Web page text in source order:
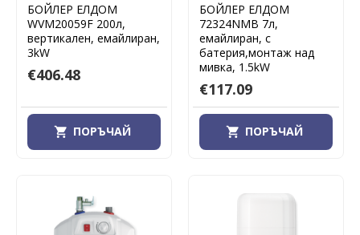
БОЙЛЕР ЕЛДОМ
WVM20059F 200л,
вертикален, емайлиран,
3kW
€406.48
ПОРЪЧАЙ
БОЙЛЕР ЕЛДОМ
72324NMB 7л,
емайлиран, с
батерия,монтаж над
мивка, 1.5kW
€117.09
ПОРЪЧАЙ